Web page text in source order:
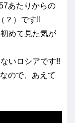
あたりからの
？）です!!
めて見た気が
いロシアです!!
ので、あえて